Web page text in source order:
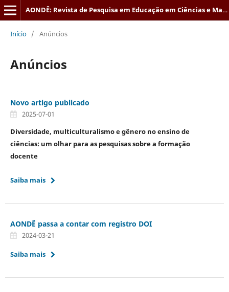
AONDÊ: Revista de Pesquisa em Educação em Ciências e Matemática
Início / Anúncios
Anúncios
Novo artigo publicado
2025-07-01
Diversidade, multiculturalismo e gênero no ensino de
ciências: um olhar para as pesquisas sobre a formação
docente
Saiba mais
AONDÊ passa a contar com registro DOI
2024-03-21
Saiba mais